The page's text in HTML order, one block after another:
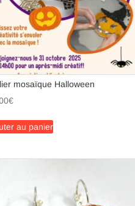
mosaïque Halloween
€
au panier